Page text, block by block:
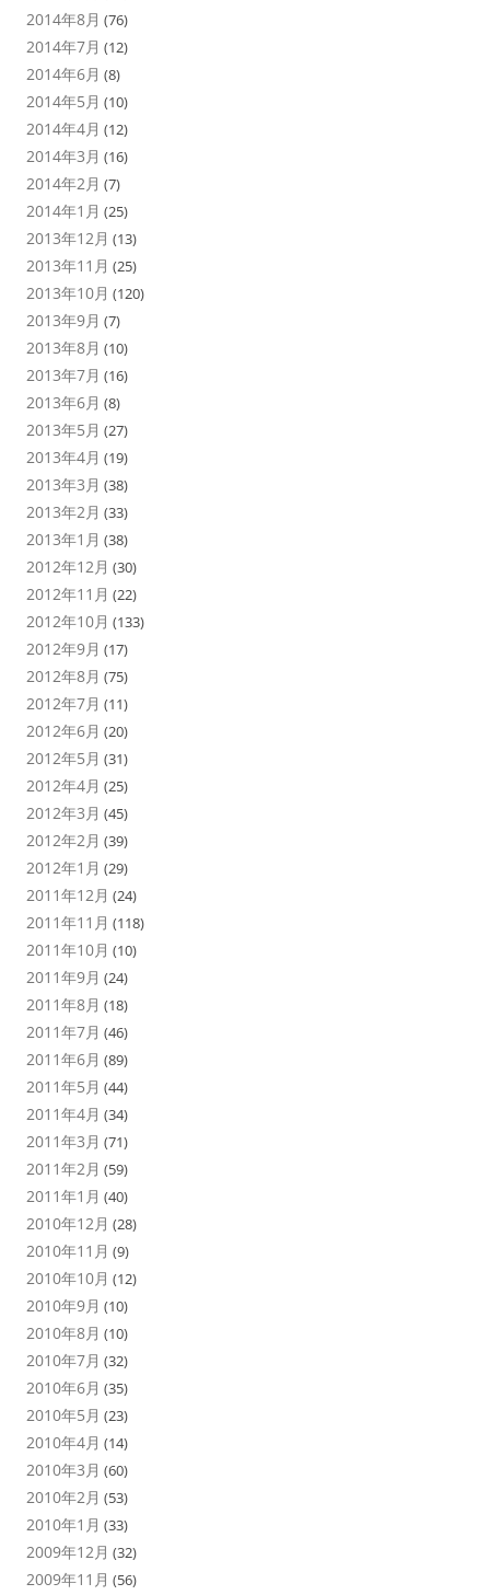
2014年8月 (76)
2014年7月 (12)
2014年6月 (8)
2014年5月 (10)
2014年4月 (12)
2014年3月 (16)
2014年2月 (7)
2014年1月 (25)
2013年12月 (13)
2013年11月 (25)
2013年10月 (120)
2013年9月 (7)
2013年8月 (10)
2013年7月 (16)
2013年6月 (8)
2013年5月 (27)
2013年4月 (19)
2013年3月 (38)
2013年2月 (33)
2013年1月 (38)
2012年12月 (30)
2012年11月 (22)
2012年10月 (133)
2012年9月 (17)
2012年8月 (75)
2012年7月 (11)
2012年6月 (20)
2012年5月 (31)
2012年4月 (25)
2012年3月 (45)
2012年2月 (39)
2012年1月 (29)
2011年12月 (24)
2011年11月 (118)
2011年10月 (10)
2011年9月 (24)
2011年8月 (18)
2011年7月 (46)
2011年6月 (89)
2011年5月 (44)
2011年4月 (34)
2011年3月 (71)
2011年2月 (59)
2011年1月 (40)
2010年12月 (28)
2010年11月 (9)
2010年10月 (12)
2010年9月 (10)
2010年8月 (10)
2010年7月 (32)
2010年6月 (35)
2010年5月 (23)
2010年4月 (14)
2010年3月 (60)
2010年2月 (53)
2010年1月 (33)
2009年12月 (32)
2009年11月 (56)